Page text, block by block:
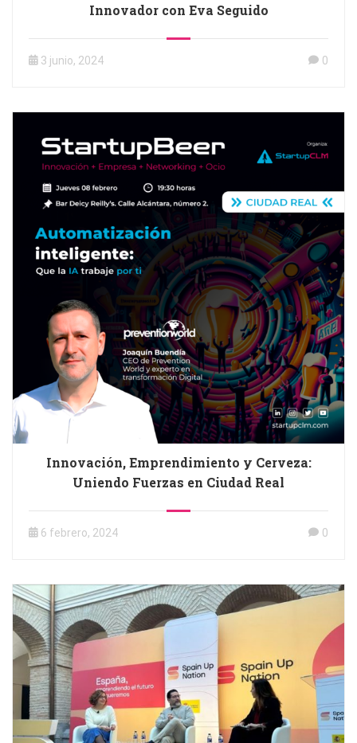
Innovador con Eva Seguido
3 junio, 2024 0
Innovación, Emprendimiento y Cerveza:
Uniendo Fuerzas en Ciudad Real
6 febrero, 2024 0